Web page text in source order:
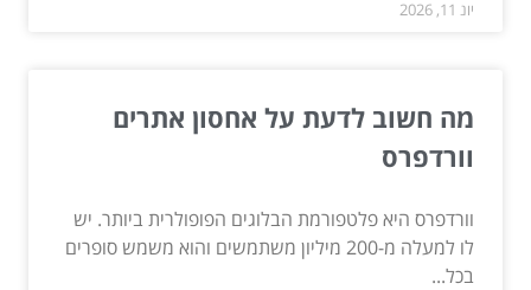
יונ 11, 2026
מה חשוב לדעת על אחסון אתרים
וורדפרס
וורדפרס היא פלטפורמת הבלוגים הפופולרית ביותר. יש
לו למעלה מ-200 מיליון משתמשים והוא משמש סופרים
בכל...